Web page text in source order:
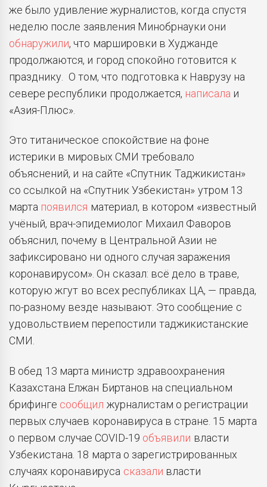
же было удивление журналистов, когда спустя
неделю после заявления Минобрнауки они
обнаружили, что маршировки в Худжанде
продолжаются, и город спокойно готовится к
празднику. О том, что подготовка к Наврузу на
севере республики продолжается, написала и
«Азия-Плюс».
Это титаническое спокойствие на фоне
истерики в мировых СМИ требовало
объяснений, и на сайте «Спутник Таджикистан»
со ссылкой на «Спутник Узбекистан» утром 13
марта появился материал, в котором «известный
учёный, врач-эпидемиолог Михаил Фаворов
объяснил, почему в Центральной Азии не
зафиксировано ни одного случая заражения
коронавирусом». Он сказал: всё дело в траве,
которую жгут во всех республиках ЦА, — правда,
по-разному везде называют. Это сообщение с
удовольствием перепостили таджикистанские
СМИ.
В обед 13 марта министр здравоохранения
Казахстана Елжан Биртанов на специальном
брифинге сообщил журналистам о регистрации
первых случаев коронавируса в стране. 15 марта
о первом случае COVID-19 объявили власти
Узбекистана. 18 марта о зарегистрированных
случаях коронавируса сказали власти